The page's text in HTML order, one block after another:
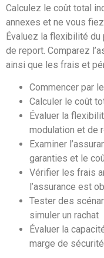
Calculez le coût total
annexes et ne vous
Évaluez la flexibilité
de report. Comparez
ainsi que les frais et
Commencer par
Calculer le coût
Évaluer la
modulation et de
Examiner
garanties et le
Vérifier les frais
l’assurance est
Tester des
simuler un rachat
Évaluer la
marge de sécurité